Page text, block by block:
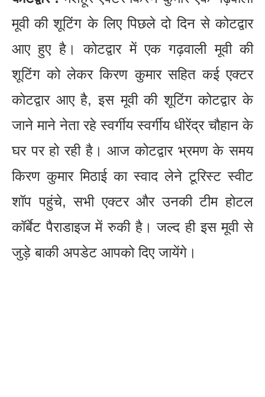
मूवी की शूटिंग के लिए पिछले दो दिन से कोटद्वार
आए हुए है। कोटद्वार में एक गढ़वाली मूवी की
शूटिंग को लेकर किरण कुमार सहित कई एक्टर
कोटद्वार आए है, इस मूवी की शूटिंग कोटद्वार के
जाने माने नेता रहे स्वर्गीय स्वर्गीय धीरेंद्र चौहान के
घर पर हो रही है। आज कोटद्वार भ्रमण के समय
किरण कुमार मिठाई का स्वाद लेने टूरिस्ट स्वीट
शॉप पहुंचे, सभी एक्टर और उनकी टीम होटल
कॉर्बेट पैराडाइज में रुकी है। जल्द ही इस मूवी से
जुड़े बाकी अपडेट आपको दिए जायेंगे।